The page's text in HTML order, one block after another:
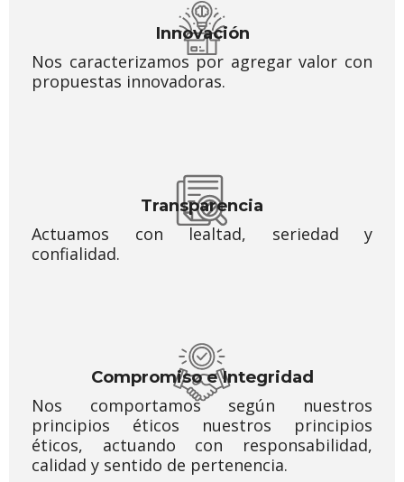
Innovación
Nos caracterizamos por agregar valor con
propuestas innovadoras.
Transparencia
Actuamos con lealtad, seriedad y
confialidad.
Compromiso e Integridad
Nos comportamos según nuestros
principios éticos nuestros principios
éticos, actuando con responsabilidad,
calidad y sentido de pertenencia.